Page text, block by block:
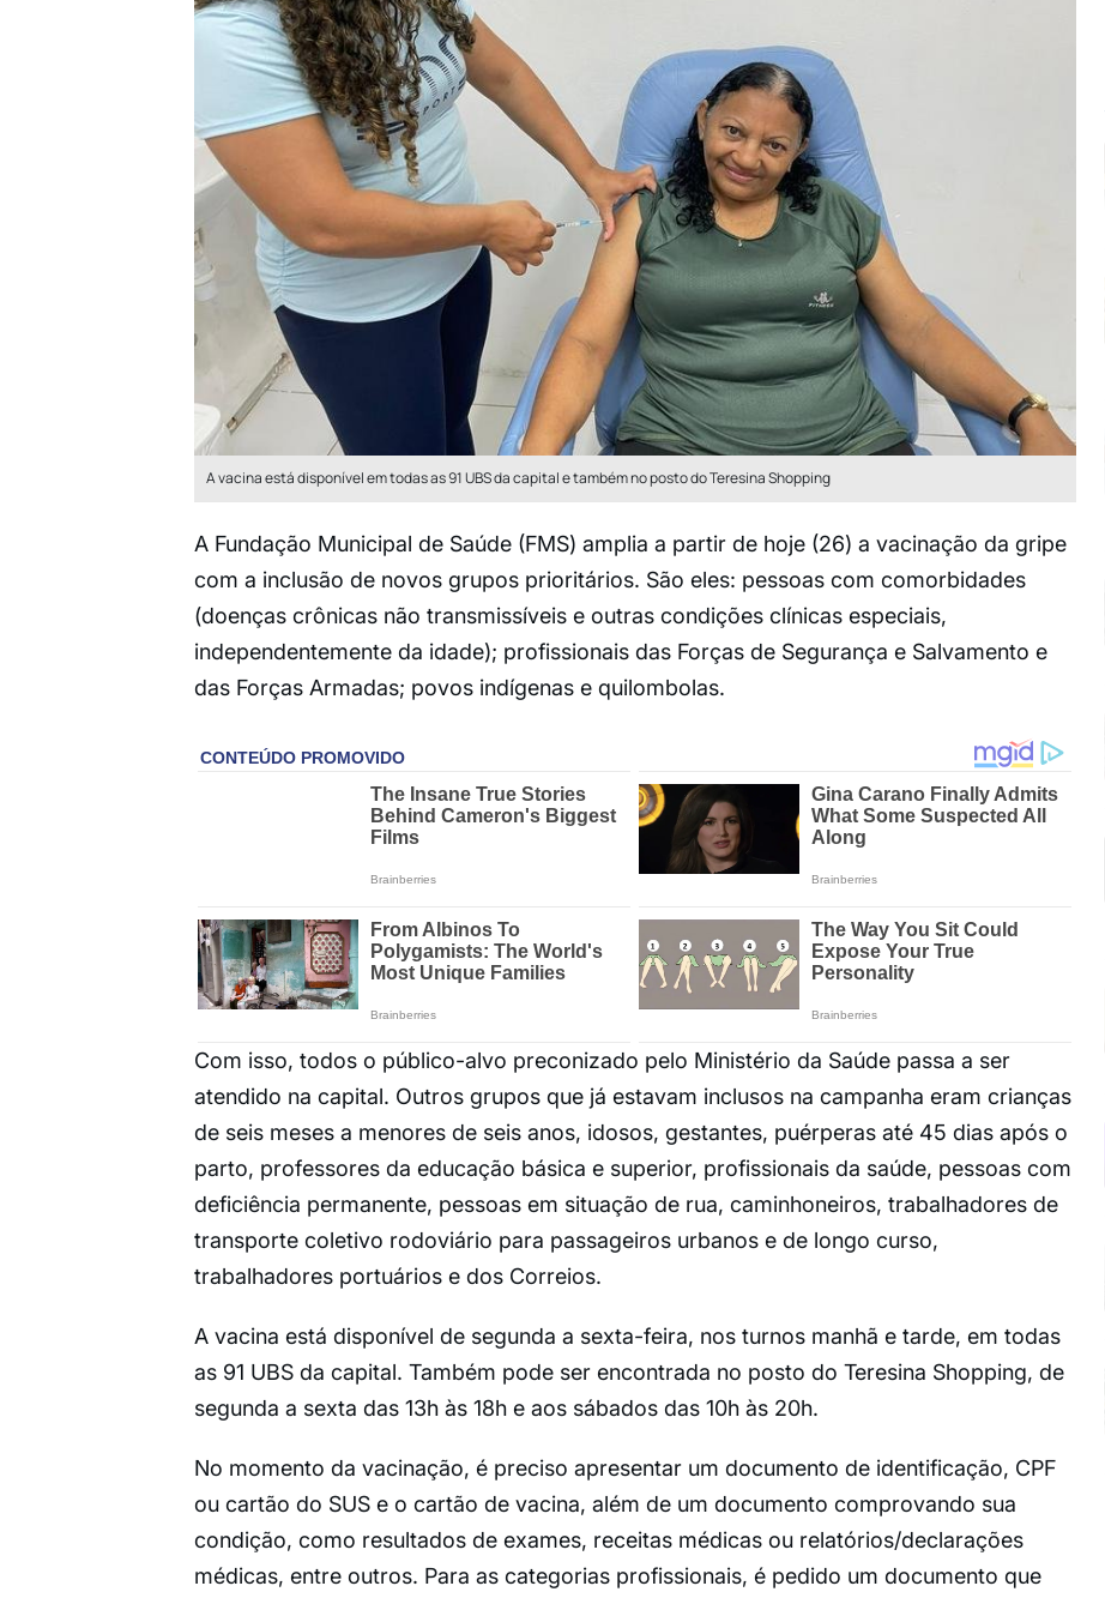
A vacina está disponível em todas as 91 UBS da capital e também no posto do Teresina Shopping
A Fundação Municipal de Saúde (FMS) amplia a partir de hoje (26) a vacinação da gripe
com a inclusão de novos grupos prioritários. São eles: pessoas com comorbidades
(doenças crônicas não transmissíveis e outras condições clínicas especiais,
independentemente da idade); profissionais das Forças de Segurança e Salvamento e
das Forças Armadas; povos indígenas e quilombolas.
Com isso, todos o público-alvo preconizado pelo Ministério da Saúde passa a ser
atendido na capital. Outros grupos que já estavam inclusos na campanha eram crianças
de seis meses a menores de seis anos, idosos, gestantes, puérperas até 45 dias após o
parto, professores da educação básica e superior, profissionais da saúde, pessoas com
deficiência permanente, pessoas em situação de rua, caminhoneiros, trabalhadores de
transporte coletivo rodoviário para passageiros urbanos e de longo curso,
trabalhadores portuários e dos Correios.
A vacina está disponível de segunda a sexta-feira, nos turnos manhã e tarde, em todas
as 91 UBS da capital. Também pode ser encontrada no posto do Teresina Shopping, de
segunda a sexta das 13h às 18h e aos sábados das 10h às 20h.
No momento da vacinação, é preciso apresentar um documento de identificação, CPF
ou cartão do SUS e o cartão de vacina, além de um documento comprovando sua
condição, como resultados de exames, receitas médicas ou relatórios/declarações
médicas, entre outros. Para as categorias profissionais, é pedido um documento que